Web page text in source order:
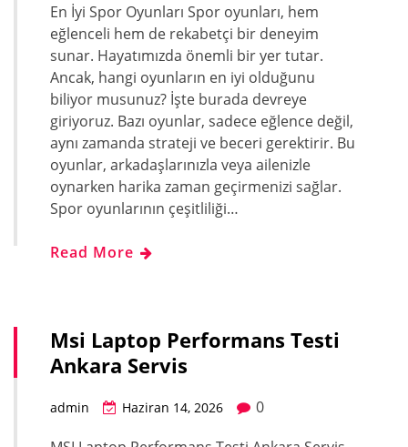
En İyi Spor Oyunları Spor oyunları, hem
eğlenceli hem de rekabetçi bir deneyim
sunar. Hayatımızda önemli bir yer tutar.
Ancak, hangi oyunların en iyi olduğunu
biliyor musunuz? İşte burada devreye
giriyoruz. Bazı oyunlar, sadece eğlence değil,
aynı zamanda strateji ve beceri gerektirir. Bu
oyunlar, arkadaşlarınızla veya ailenizle
oynarken harika zaman geçirmenizi sağlar.
Spor oyunlarının çeşitliliği…
Read More
Msi Laptop Performans Testi
Ankara Servis
admin Haziran 14, 2026
0